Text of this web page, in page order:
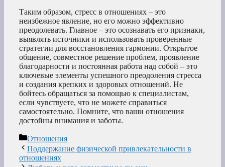
Таким образом, стресс в отношениях – это
неизбежное явление, но его можно эффективно
преодолевать. Главное – это осознавать его признаки,
выявлять источники и использовать проверенные
стратегии для восстановления гармонии. Открытое
общение, совместное решение проблем, проявление
благодарности и постоянная работа над собой – это
ключевые элементы успешного преодоления стресса
и создания крепких и здоровых отношений. Не
бойтесь обращаться за помощью к специалистам,
если чувствуете, что не можете справиться
самостоятельно. Помните, что ваши отношения
достойны внимания и заботы.
Рубрики
Отношения
Поддержание физической привлекательности в
отношениях